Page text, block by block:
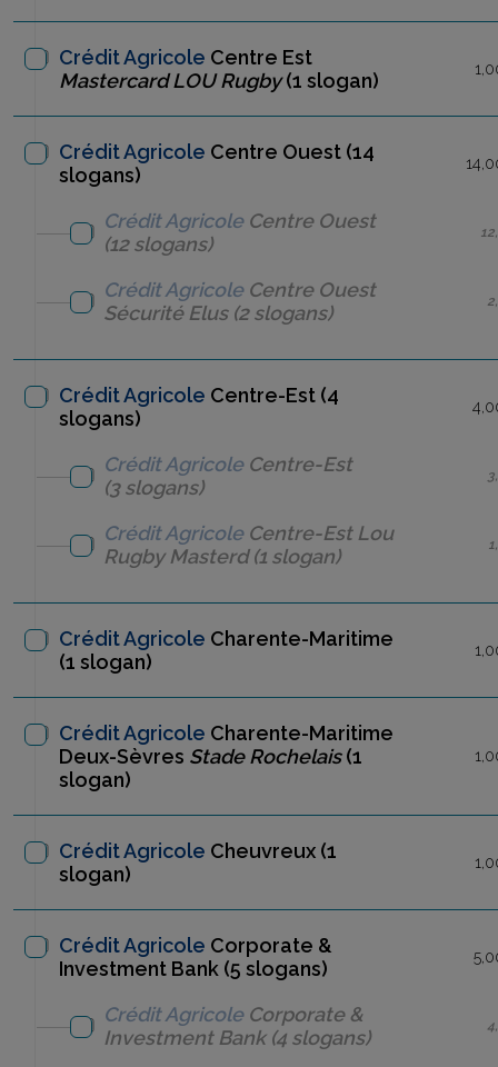
Crédit Agricole Centre Est
Mastercard LOU Rugby(1 slogan)
Crédit Agricole Centre Ouest (14
slogans)
Crédit AgricoleCentre Ouest
(12 slogans)
Crédit AgricoleCentre Ouest
Sécurité Elus(2 slogans)
Crédit Agricole Centre-Est (4
slogans)
Crédit AgricoleCentre-Est
(3 slogans)
Crédit AgricoleCentre-Est Lou
Rugby Masterd(1 slogan)
Crédit Agricole Charente-Maritime
(1 slogan)
Crédit Agricole Charente-Maritime
Deux-Sèvres Stade Rochelais(1
slogan)
Crédit Agricole Cheuvreux (1
slogan)
Crédit Agricole Corporate &
Investment Bank (5 slogans)
Crédit AgricoleCorporate &
Investment Bank (4 slogans)